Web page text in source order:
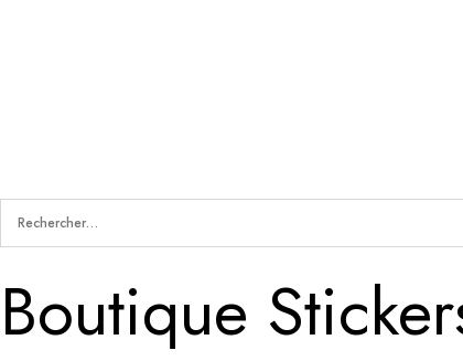
Boutique